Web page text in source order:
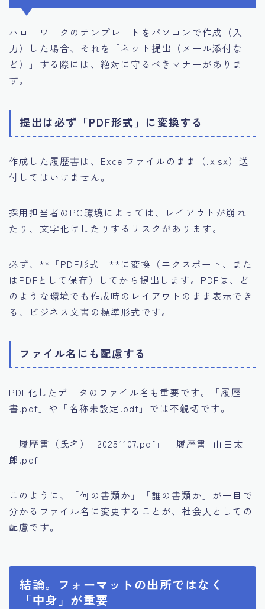
ハローワークのテンプレートをパソコンで作成（入
力）した場合、それを「ネット提出（メール添付な
ど）」する際には、絶対に守るべきマナーがありま
す。
提出は必ず「PDF形式」に変換する
作成した履歴書は、Excelファイルのまま（.xlsx）送
付してはいけません。
採用担当者のPC環境によっては、レイアウトが崩れ
たり、文字化けしたりするリスクがあります。
必ず、**「PDF形式」**に変換（エクスポート、また
はPDFとして保存）してから提出します。PDFは、ど
のような環境でも作成時のレイアウトのまま表示でき
る、ビジネス文書の標準形式です。
ファイル名にも配慮する
PDF化したデータのファイル名も重要です。「履歴
書.pdf」や「名称未設定.pdf」では不親切です。
「履歴書（氏名）_20251107.pdf」「履歴書_山田太
郎.pdf」
このように、「何の書類か」「誰の書類か」が一目で
分かるファイル名に変更することが、社会人としての
配慮です。
結論。フォーマットの出所ではなく
「中身」が重要